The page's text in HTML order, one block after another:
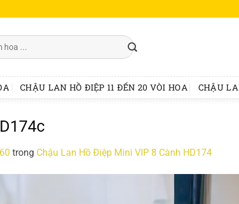
CHẬU LAN HỒ ĐIỆP 11 ĐẾN 20 VÒI HOA CHẬU
trong Chậu Lan Hồ Điệp Mini VIP 8 Cành HD174